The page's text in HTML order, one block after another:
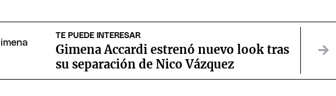
TE PUEDE INTERESAR
Gimena Accardi estrenó nuevo look tras
su separación de Nico Vázquez